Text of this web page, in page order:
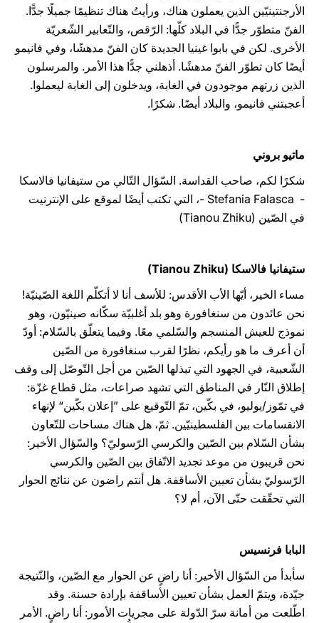
الأرجنتينيّين الذين يعملون هناك، ورأيتُ هناك تنظيمًا جميلًا جدًّا.
الفنّ متطوّر جدًّا في البلاد كلّها: الرّقص، والتّعابير الشّعريّة
الأخرى. لكن في بابوا غينيا الجديدة كان الفنّ مدهشًا، وفي فانيمو
أيضًا كان تطوّر الفنّ مدهشًا. أذهلني جدًّا هذا الأمر. والمرسلون
الذين زرتهم موجودون في الغابة، ويدخلون إلى الغابة ليعملوا.
أعجبتني فانيمو، والبلاد أيضًا. شكرًا.
ماتيو بروني
شكرًا لكم، صاحب القداسة. السّؤال التّالي من ستيفانيا فالاسكا
- Stefania Falasca -، التي تكتب أيضًا لموقع على الإنترنيت
في الصّين (Tianou Zhiku)
ستيفانيا فالاسكا (Tianou Zhiku)
مساء الخير، أيّها الأب الأقدس: للأسف أنا لا أتكلّم اللغة الصّينيّة!
نحن عائدون من سنغافورة وهو بلد أغلبيّة سكّانه صينيّون، وهو
نموذج للعيش المنسجم والسّلمي معًا. وفيما يتعلّق بالسّلام: أودّ
أن أعرف ما هو رأيكم، نظرًا لقرب سنغافورة من الصّين
الشّعبية، في الجهود التي تبذلها الصّين من أجل التّوصّل إلى وقف
إطلاق النّار في المناطق التي تشهد صراعات، مثل قطاع غزّة:
في تمّوز/يوليو، في بكّين، تمّ التّوقيع على ”إعلان بكّين“ لإنهاء
الانقسامات بين الفلسطينيّين. ثمّ، هل هناك مساحات للتّعاون
بشأن السّلام بين الصّين والكرسي الرّسوليّ؟ والسّؤال الأخير:
نحن قريبون من موعد تجديد الاتّفاق بين الصّين والكرسي
الرّسوليّ بشأن تعيين الأساقفة. هل أنتم راضون عن نتائج الحوار
التي تحقّقت حتّى الآن، أم لا؟
البابا فرنسيس
سأبدأ من السّؤال الأخير: أنا راضٍ عن الحوار مع الصّين، والنّتيجة
جيّدة، ويتمّ العمل بشأن تعيين الأساقفة بإرادة حسنة. وقد
اطّلعت من أمانة سرّ الدّولة على مجريات الأمور: أنا راضٍ. الأمر